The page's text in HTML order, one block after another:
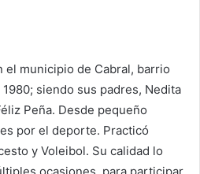
el municipio de Cabral, barrio
siendo sus padres, Nedita
Peña. Desde pequeño
por el deporte. Practicó
y Voleibol. Su calidad lo